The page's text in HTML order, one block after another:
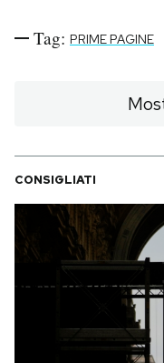
Tag: PRIME PAGINE
CONSIGLIATI